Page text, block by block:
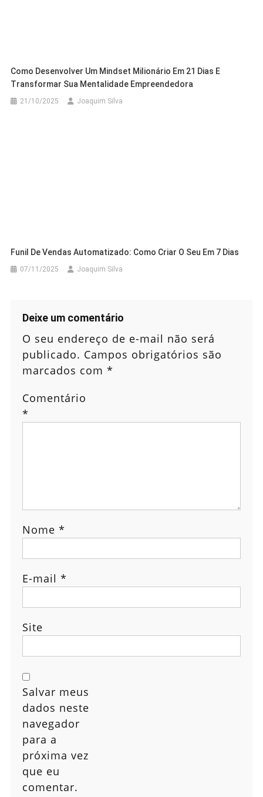
Como Desenvolver Um Mindset Milionário Em 21 Dias E
Transformar Sua Mentalidade Empreendedora
21/10/2025 Joaquim Silva
Funil De Vendas Automatizado: Como Criar O Seu Em 7 Dias
07/11/2025 Joaquim Silva
Deixe um comentário
O seu endereço de e-mail não será
publicado. Campos obrigatórios são
marcados com *
Comentário
*
Nome *
E-mail *
Site
Salvar meus
dados neste
navegador
para a
próxima vez
que eu
comentar.